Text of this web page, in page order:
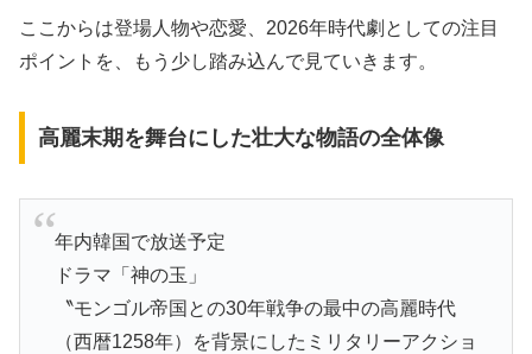
ここからは登場人物や恋愛、2026年時代劇としての注目
ポイントを、もう少し踏み込んで見ていきます。
高麗末期を舞台にした壮大な物語の全体像
年内韓国で放送予定
ドラマ「神の玉」
〝モンゴル帝国との30年戦争の最中の高麗時代
（西暦1258年）を背景にしたミリタリーアクショ